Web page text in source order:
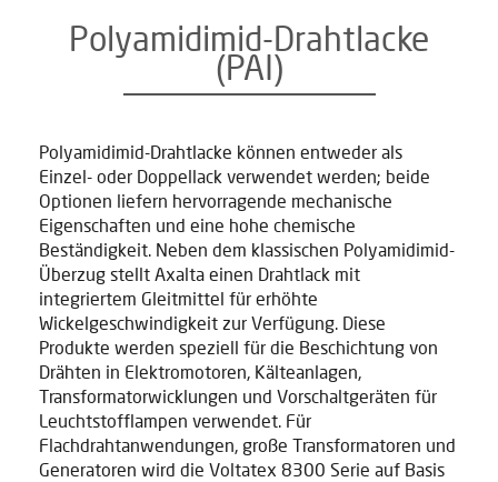
Polyamidimid-Drahtlacke
(PAI)
Polyamidimid-Drahtlacke können entweder als
Einzel- oder Doppellack verwendet werden; beide
Optionen liefern hervorragende mechanische
Eigenschaften und eine hohe chemische
Beständigkeit. Neben dem klassischen Polyamidimid-
Überzug stellt Axalta einen Drahtlack mit
integriertem Gleitmittel für erhöhte
Wickelgeschwindigkeit zur Verfügung. Diese
Produkte werden speziell für die Beschichtung von
Drähten in Elektromotoren, Kälteanlagen,
Transformatorwicklungen und Vorschaltgeräten für
Leuchtstofflampen verwendet. Für
Flachdrahtanwendungen, große Transformatoren und
Generatoren wird die Voltatex 8300 Serie auf Basis